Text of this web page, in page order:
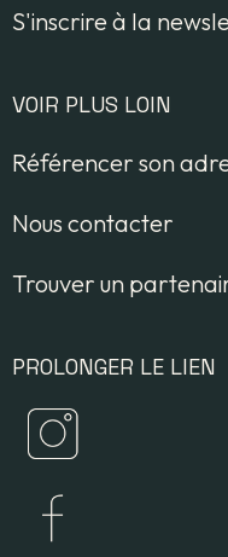
S'inscrire à la
VOIR PLUS LOIN
Référencer son
Nous contacter
Trouver un
PROLONGER LE LIEN